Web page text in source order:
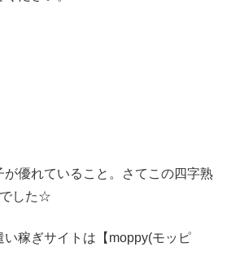
優れていること。さてこの四字熟
した☆
い稼ぎサイトは【moppy(モッピ